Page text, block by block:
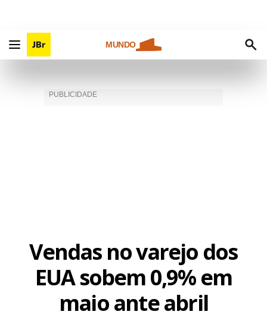
MUNDO
Vendas no varejo dos
EUA sobem 0,9% em
maio ante abril